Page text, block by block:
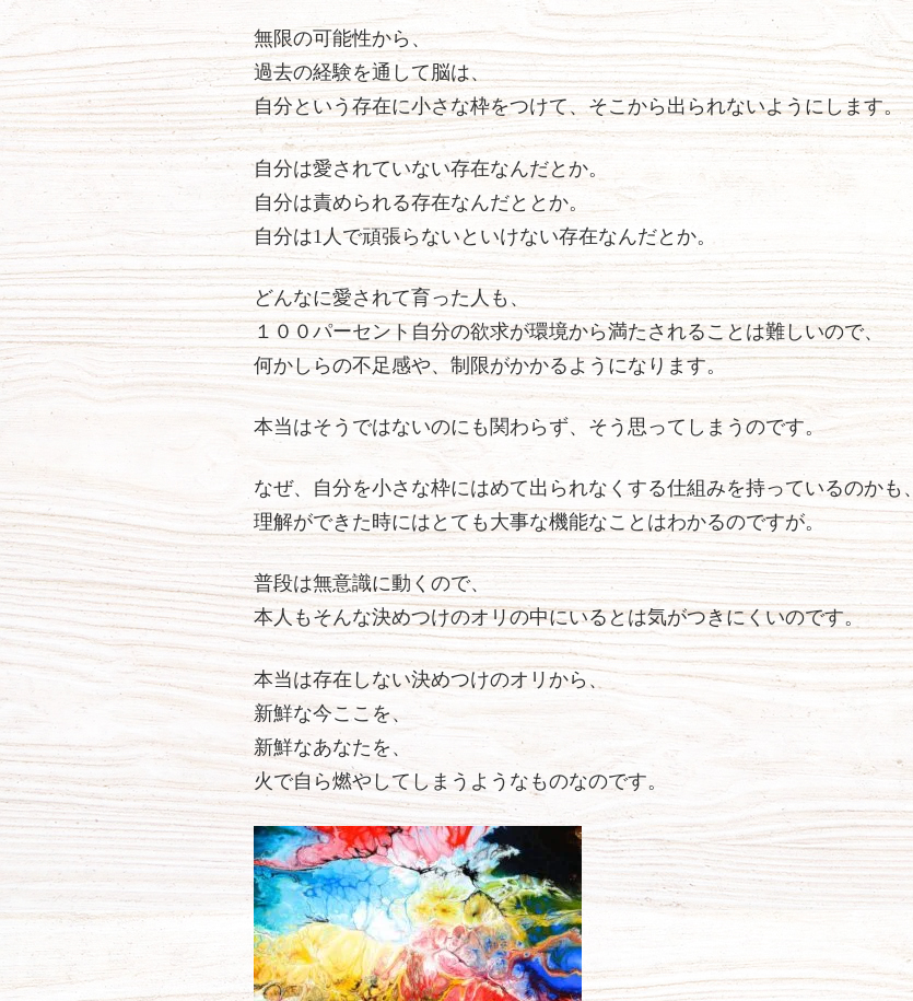
無限の可能性から、
過去の経験を通して脳は、
自分という存在に小さな枠をつけて、そこから出られないようにします。
自分は愛されていない存在なんだとか。
自分は責められる存在なんだととか。
自分は1人で頑張らないといけない存在なんだとか。
どんなに愛されて育った人も、
１００パーセント自分の欲求が環境から満たされることは難しいので、
何かしらの不足感や、制限がかかるようになります。
本当はそうではないのにも関わらず、そう思ってしまうのです。
なぜ、自分を小さな枠にはめて出られなくする仕組みを持っているのかも、
理解ができた時にはとても大事な機能なことはわかるのですが。
普段は無意識に動くので、
本人もそんな決めつけのオリの中にいるとは気がつきにくいのです。
本当は存在しない決めつけのオリから、
新鮮な今ここを、
新鮮なあなたを、
火で自ら燃やしてしまうようなものなのです。